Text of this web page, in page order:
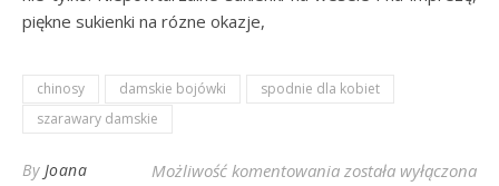
piękne sukienki na rózne okazje,
chinosy damskie bojówki
spodnie dla kobiet
szarawary damskie
By Joana Możliwość komentowania Spodnie dla kobiet
została wyłączona